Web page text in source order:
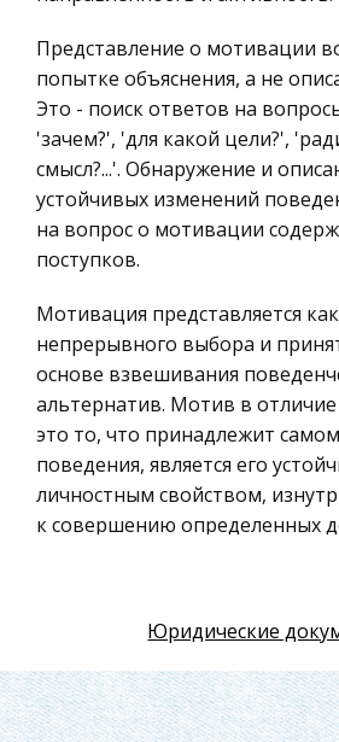
Биология
Экономико-
моделирование
Российское
Искусство
Физкультура и Спорт,
Геология
Религия
Уголовный процесс
Таможенное право
Международное частное
Архитектура
Материаловедение
Экскурсии и туризм
конструкции Ф.А.
Блинова……………………………………………
трактор конструкции Я.В.
Мамина………………………………… 4.
Представление о мотивации
попытке объяснения, а не
Это - поиск ответов на
'зачем?', 'для какой цели?',
смысл?...'. Обнаружение и
устойчивых изменений
на вопрос о мотивации
поступков.
Мотивация представляется
непрерывного выбора и
основе взвешивания
альтернатив. Мотив в
это то, что принадлежит
поведения, является его
личностным свойством,
к совершению определенных
наиболее важной является
потребности.
Данная работа охватывает
Юридические